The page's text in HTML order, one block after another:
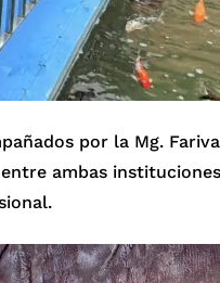
por la Mg. Fariva
ambas instituciones